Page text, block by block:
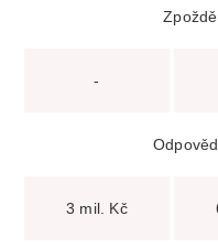
-
3 mil. Kč